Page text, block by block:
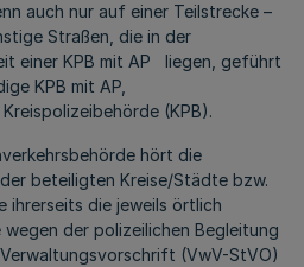
auch nur auf einer Teilstrecke –
Straßen, die in der
einer KPB mit AP liegen, geführt
KPB mit AP,
(KPB).
hört die
beteiligten Kreise/Städte bzw.
ihrerseits die jeweils örtlich
der polizeilichen Begleitung
(VwV-StVO)